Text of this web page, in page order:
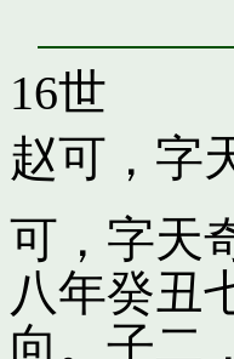
16世
赵可，字
可，字天
八年癸丑
向。子二